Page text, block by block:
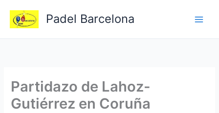
contenido
Padel Barcelona
Partidazo de Lahoz-
Gutiérrez en Coruña